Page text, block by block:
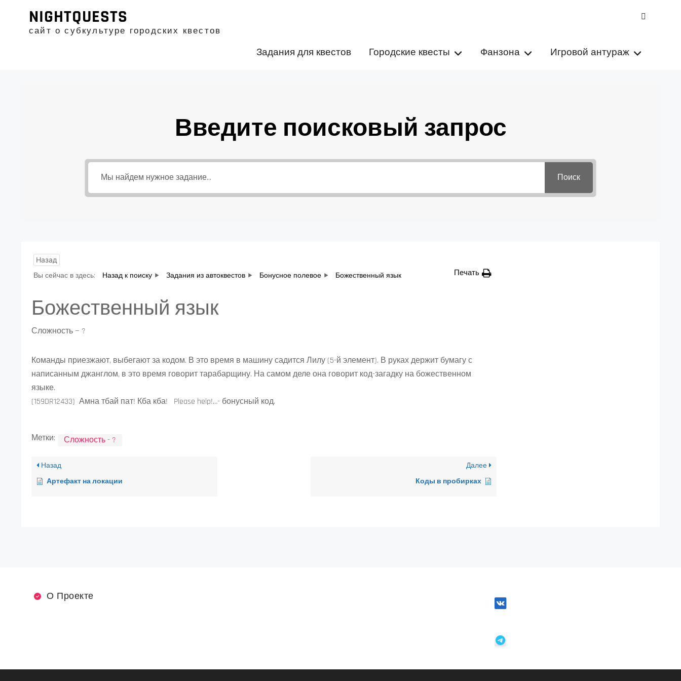
содержимому
NIGHTQUESTS
сайт о субкультуре городских квестов
Задания для квестов Городские квесты Фанзона Игровой антураж
Введите поисковый запрос
Поиск
Назад
Вы сейчас в здесь: Назад к поиску Задания из автоквестов Бонусное полевое Божественный язык Печать
Божественный язык
Сложность — ?
Команды приезжают, выбегают за кодом. В это время в машину садится Лилу (5-й элемент). В руках держит бумагу с
написанным джанглом, в это время говорит тарабарщину. На самом деле она говорит код-загадку на божественном
языке.
(159DR12433) Амна тбай пат! Кба кба! Please help!…- бонусный код.
Метки: Сложность - ?
Назад
Артефакт на локации
Далее
Коды в пробирках
О Проекте